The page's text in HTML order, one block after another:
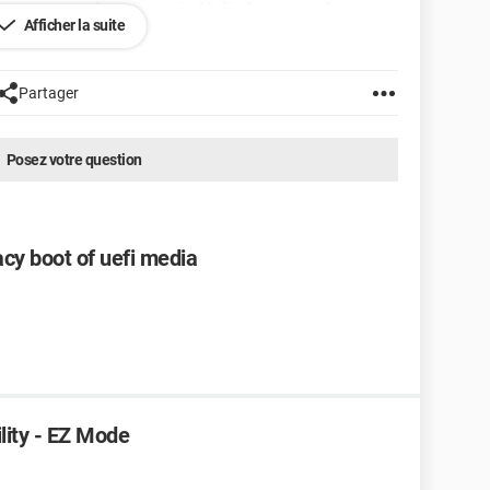
et seront dans l'avenir décliné sur tous les
et seul un bios UEFI permet de passer outre
traditionnel avec les disques dur de grande
Afficher la suite
Partager
Posez votre question
boot of uefi media
- EZ Mode